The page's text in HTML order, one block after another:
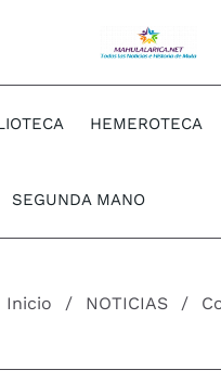
HEMEROTECA
SEGUNDA MANO
Inicio NOTICIAS